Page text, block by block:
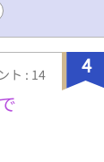
なります。
みで掲載して
4
ト : 14